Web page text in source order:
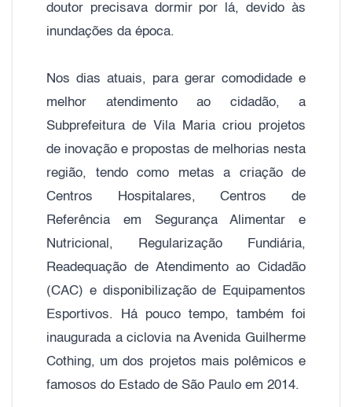
doutor precisava dormir por lá, devido às
inundações da época.
Nos dias atuais, para gerar comodidade e
melhor atendimento ao cidadão, a
Subprefeitura de Vila Maria criou projetos
de inovação e propostas de melhorias nesta
região, tendo como metas a criação de
Centros Hospitalares, Centros de
Referência em Segurança Alimentar e
Nutricional, Regularização Fundiária,
Readequação de Atendimento ao Cidadão
(CAC) e disponibilização de Equipamentos
Esportivos. Há pouco tempo, também foi
inaugurada a ciclovia na Avenida Guilherme
Cothing, um dos projetos mais polêmicos e
famosos do Estado de São Paulo em 2014.